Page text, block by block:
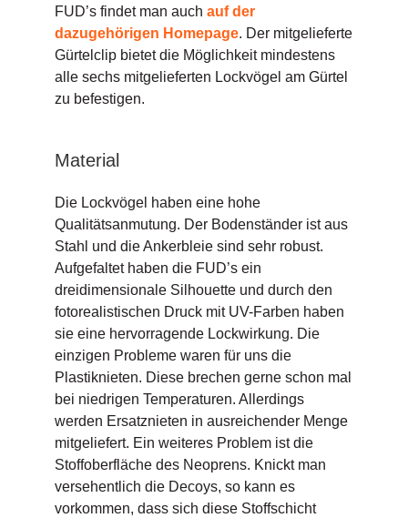
FUD’s findet man auch auf der
dazugehörigen Homepage. Der mitgelieferte
Gürtelclip bietet die Möglichkeit mindestens
alle sechs mitgelieferten Lockvögel am Gürtel
zu befestigen.
Material
Die Lockvögel haben eine hohe
Qualitätsanmutung. Der Bodenständer ist aus
Stahl und die Ankerbleie sind sehr robust.
Aufgefaltet haben die FUD’s ein
dreidimensionale Silhouette und durch den
fotorealistischen Druck mit UV-Farben haben
sie eine hervorragende Lockwirkung. Die
einzigen Probleme waren für uns die
Plastiknieten. Diese brechen gerne schon mal
bei niedrigen Temperaturen. Allerdings
werden Ersatznieten in ausreichender Menge
mitgeliefert. Ein weiteres Problem ist die
Stoffoberfläche des Neoprens. Knickt man
versehentlich die Decoys, so kann es
vorkommen, dass sich diese Stoffschicht